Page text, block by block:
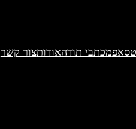
מכתבי תודהאודותצור קשר